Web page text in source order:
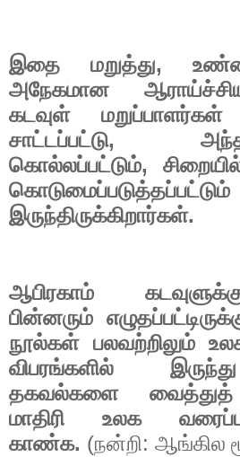
இதை மறுத்து,
அநேகமான
கடவுள் மறுப்பாளர்கள்
சாட்டப்பட்டு,
கொல்லப்பட்டும்,
கொடுமைப்படுத்தப்பட்டும்
இருந்திருக்கிறார்கள்.
ஆபிரகாம்
பின்னரும்
நூல்கள்
பலவற்றிலும்
விபரங்களில்
இருந்து
தகவல்களை
வைத்துத்
மாதிரி
உலக
காண்க. (நன்றி: ஆங்கில